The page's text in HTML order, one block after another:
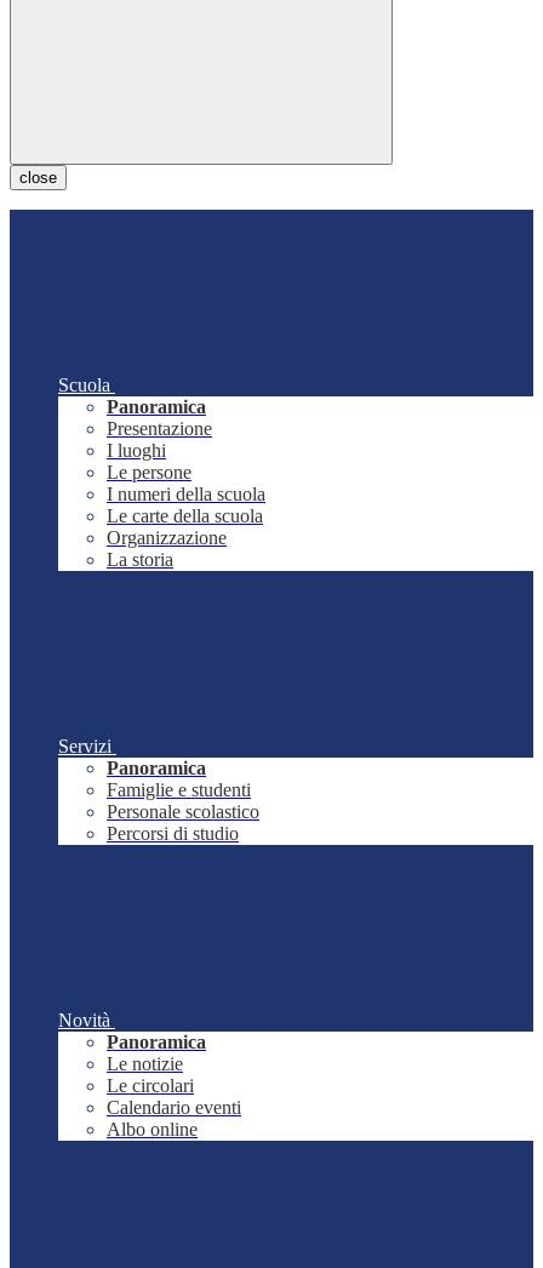
close
Scuola
Panoramica
Presentazione
I luoghi
Le persone
I numeri della scuola
Le carte della scuola
Organizzazione
La storia
Servizi
Panoramica
Famiglie e studenti
Personale scolastico
Percorsi di studio
Novità
Panoramica
Le notizie
Le circolari
Calendario eventi
Albo online